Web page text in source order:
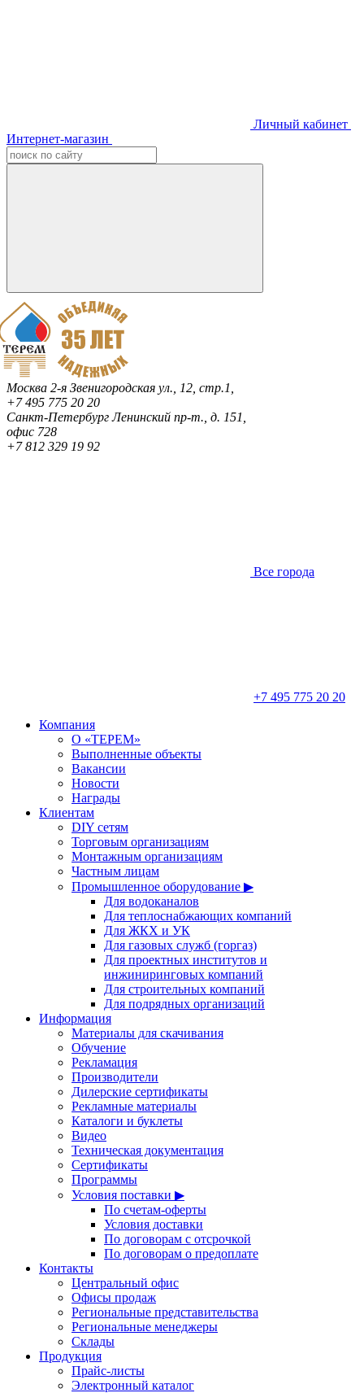
Личный кабинет
Интернет-магазин
Москва 2-я Звенигородская ул., 12, стр.1,
+7 495 775 20 20
Санкт-ПетербургЛенинский пр-т., д. 151,
офис 728
+7 812 329 19 92
Все города
+7 495 775 20 20
Компания
О «ТЕРЕМ»
Выполненные объекты
Вакансии
Новости
Награды
Клиентам
DIY сетям
Торговым организациям
Монтажным организациям
Частным лицам
Промышленное оборудование ▶
Для водоканалов
Для теплоснабжающих компаний
Для ЖКХ и УК
Для газовых служб (горгаз)
Для проектных институтов и
инжиниринговых компаний
Для строительных компаний
Для подрядных организаций
Информация
Материалы для скачивания
Обучение
Рекламация
Производители
Дилерские сертификаты
Рекламные материалы
Каталоги и буклеты
Видео
Техническая документация
Сертификаты
Программы
Условия поставки ▶
По счетам-оферты
Условия доставки
По договорам с отсрочкой
По договорам о предоплате
Контакты
Центральный офис
Офисы продаж
Региональные представительства
Региональные менеджеры
Склады
Продукция
Прайс-листы
Электронный каталог